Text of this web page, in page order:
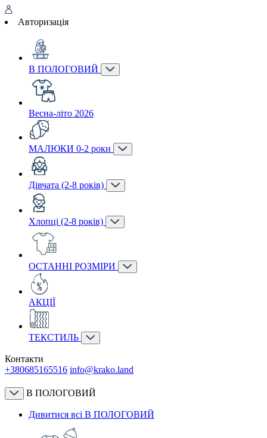
Авторизація
В ПОЛОГОВИЙ
Весна-літо 2026
МАЛЮКИ 0-2 роки
Дівчата (2-8 років)
Хлопці (2-8 років)
ОСТАННІ РОЗМІРИ
АКЦІЇ
ТЕКСТИЛЬ
Контакти
+380685165516 info@krako.land
В ПОЛОГОВИЙ
Дивитися всі В ПОЛОГОВИЙ